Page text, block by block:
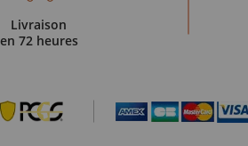
Livraison
en 72 heures